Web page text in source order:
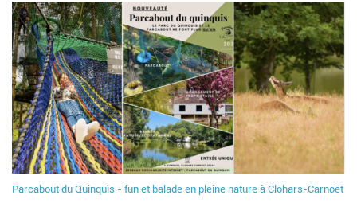
Parcabout du Quinquis - fun et balade en pleine nature à Clohars-Carnoët